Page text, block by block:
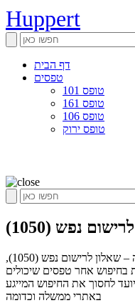
Huppert
דף הבית
טפסים
טופס 101
טופס 161
טופס 106
טופס ירוק
נפש (1050)
הינך בעמוד אשר מציג את ביטוח וגבייה – שאלון לרישום נפש (1050),
בחיפוש אחר טפסים שיכולים
לחסוך את החיפוש המייגע
באתרי ממשלה וכדומה